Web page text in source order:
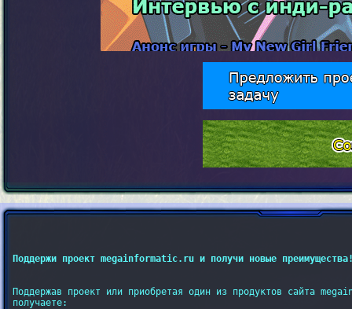
Поддержи проект megainformatic.ru и получи новые
Поддержав проект или приобретая один из продуктов сайта
получаете: